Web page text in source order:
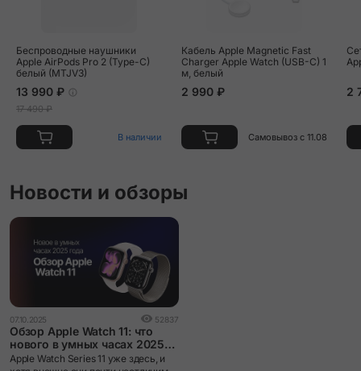
Animaux Bandana Strap
Vert Peppermint Single Tour Strap
Беспроводные наушники
Apple AirPods Pro 2 (Type-C)
белый (MTJV3)
13 990 ₽
17 490 ₽
В наличии
Кабель Apple Magnetic Fast
Charger Apple Watch (USB-C) 1
м, белый
2 990 ₽
Самовывоз с 11.08
2
Новости и обзоры
07.10.2025 52837
Обзор Apple Watch 11: что
нового в умных часах 2025
года
Apple Watch Series 11 уже здесь, и